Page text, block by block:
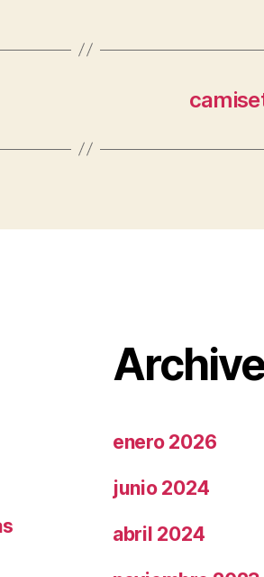
enero 2026
junio 2024
abril 2024